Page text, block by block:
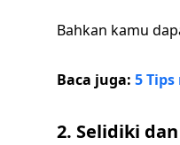
Bahkan kamu
Baca juga: 5
2. Selidiki